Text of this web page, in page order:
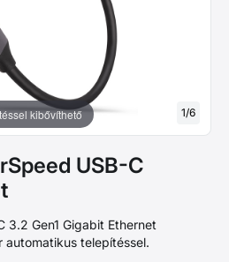
kibővíthető 1/6
USB-C
3.2 Gen1 Gigabit Ethernet
telepítéssel.